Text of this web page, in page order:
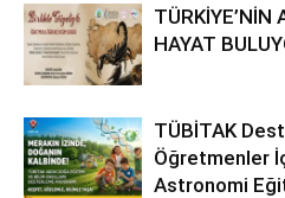
TÜRKİYE’NİN
HAYAT
TÜBİTAK
Öğretmenler
Astronomi